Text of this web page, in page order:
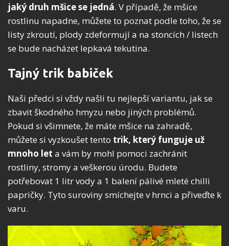
jaký druh mšice se jedná. V případě, že mšice
rostlinu napadne, můžete to poznat podle toho, že se
listy zkroutí, plody zdeformují a na stoncích / listech
se bude nacházet lepkavá tekutina.
Tajný trik babiček
Naši předci si vždy našli tu nejlepší variantu, jak se
zbavit škodného hmyzu nebo jiných problémů.
Pokud si všimnete, že máte mšice na zahradě,
můžete si vyzkoušet tento trik, který funguje už
mnoho let a vám by mohl pomoci zachránit
rostliny, stromy a veškerou úrodu. Budete
potřebovat 1 litr vody a 1 balení pálivé mleté chilli
papričky. Tyto suroviny smíchejte v hrnci a přiveďte k
varu.